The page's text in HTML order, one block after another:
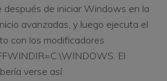
de iniciar Windows en la
avanzadas, y luego ejecuta el
con los modificadores
El
verse así: